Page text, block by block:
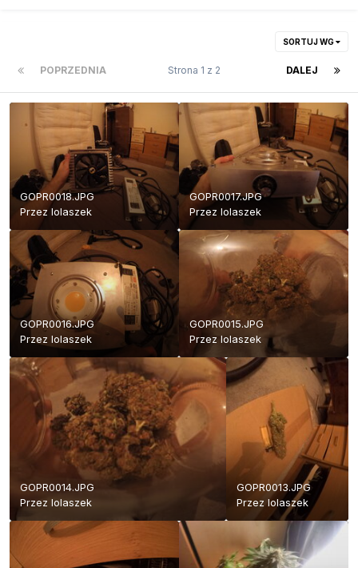
SORTUJ WG
POPRZEDNIA DALEJ
Strona 1 z 2
GOPR0018.JPG
Przez lolaszek
GOPR0017.JPG
Przez lolaszek
GOPR0016.JPG
Przez lolaszek
GOPR0015.JPG
Przez lolaszek
GOPR0014.JPG
Przez lolaszek
GOPR0013.JPG
Przezlolaszek